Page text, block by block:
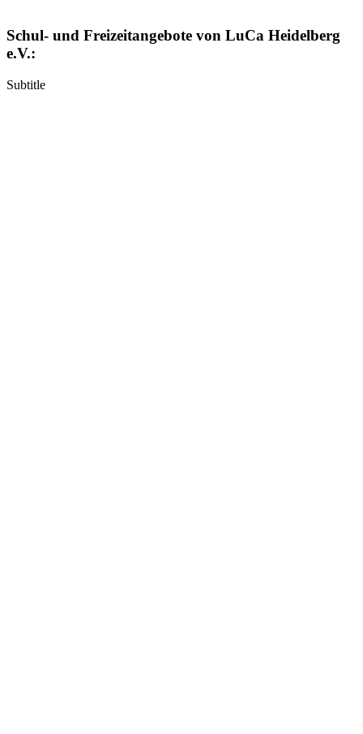
Schul- und Freizeitangebote von LuCa Heidelberg
e.V.:
Subtitle